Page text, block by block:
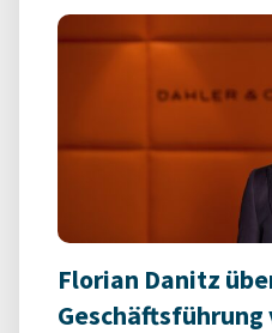
Florian Danitz
Geschäftsführung